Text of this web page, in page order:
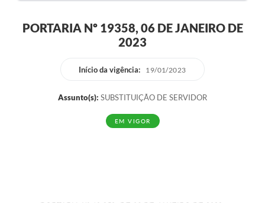
PORTARIA Nº 19358, 06 DE JANEIRO DE
2023
Início da vigência: 19/01/2023
Assunto(s): SUBSTITUIÇÃO DE SERVIDOR
EM VIGOR